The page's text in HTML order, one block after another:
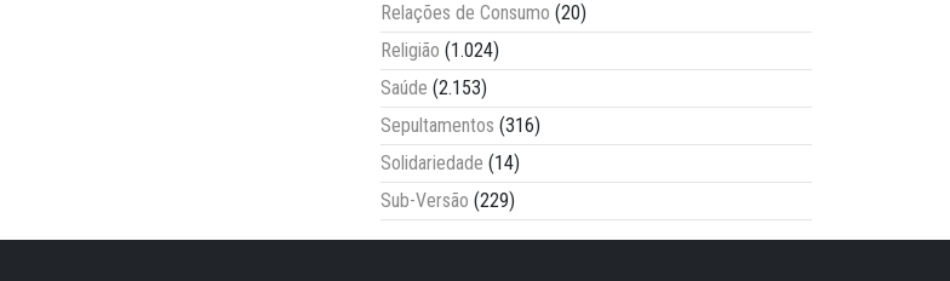
Relações de Consumo (20)
Religião (1.024)
Saúde (2.153)
Sepultamentos (316)
Solidariedade (14)
Sub-Versão (229)